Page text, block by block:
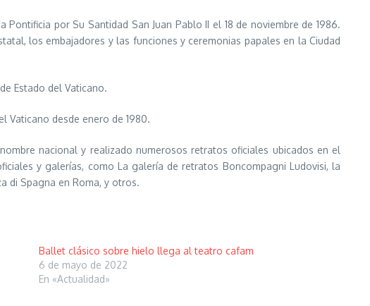
por Su Santidad San Juan Pablo II el 18 de noviembre de 1986.
los embajadores y las funciones y ceremonias papales en la Ciudad
Estado del Vaticano.
Vaticano desde enero de 1980.
nacional y realizado numerosos retratos oficiales ubicados en el
y galerías, como La galería de retratos Boncompagni Ludovisi, la
di Spagna en Roma, y ​​otros.
Ballet clásico sobre hielo llega al teatro cafam
6 de mayo de 2022
En «Actualidad»